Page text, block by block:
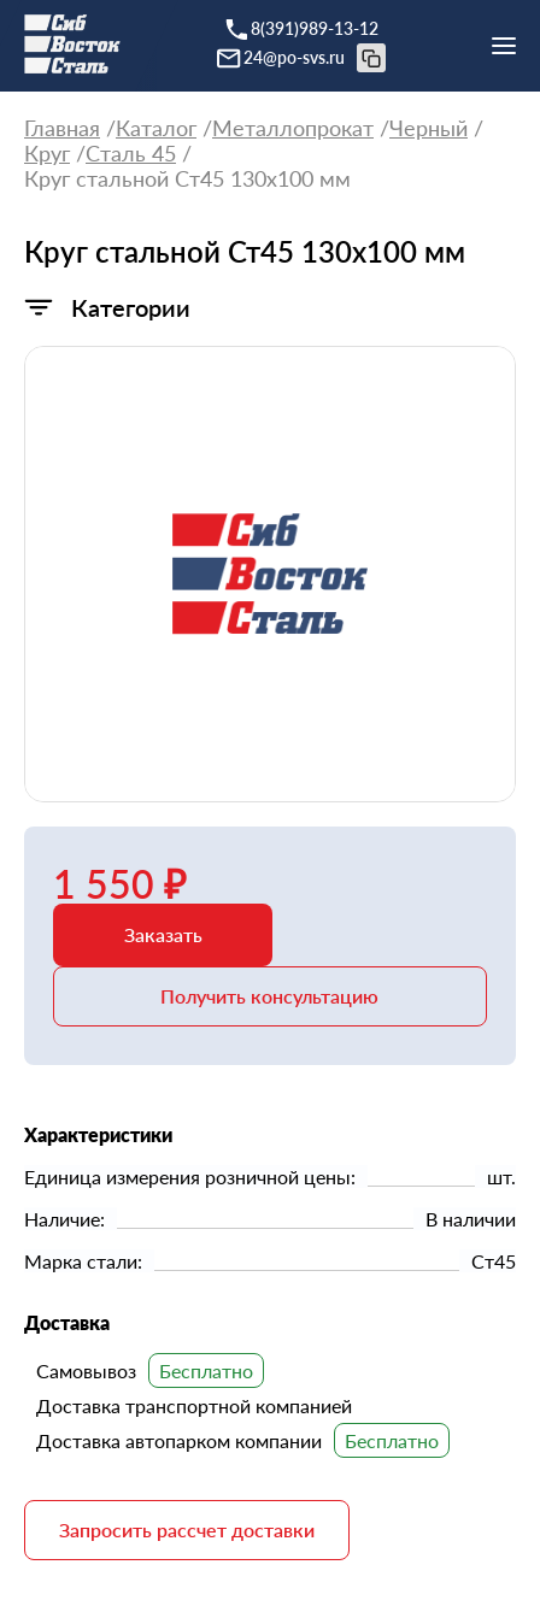
8(391)989-13-12
24@po-svs.ru
Главная Каталог Металлопрокат
Черный
Круг
Сталь 45
Круг стальной Ст45 130х100 мм
Круг стальной Ст45 130х100 мм
Категории
1 550 ₽
Заказать
Получить консультацию
Характеристики
Единица измерения розничной цены:
шт.
Наличие:
В наличии
Марка стали:
Ст45
Доставка
Самовывоз
Доставка транспортной компанией
Доставка автопарком компании
Запросить рассчет доставки